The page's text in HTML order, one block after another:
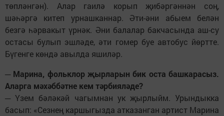
төпләнгән). Алар гаилә корып җибәргәннән соң,
шәһәргә китеп урнашканнар. Әти-әни абыем белән
безгә һәрвакыт үрнәк. Әни балалар бакчасында аш-су
остасы булып эшләде, әти гомер буе автобус йөртте.
Бүгенге көндә авылда яшиләр.
─ Марина, фольклор җырларын бик оста башкарасыз.
Аларга мәхәббәтне кем тәрбияләде?
─ Үзем бәләкәй чагымнан ук җырлыйм. Урындыкка
басып: «Сезнең каршыгызда атказанган артист Марина